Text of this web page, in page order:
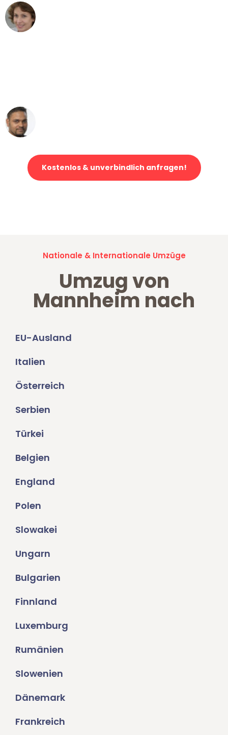
Kostenlos & unverbindlich anfragen!
Nationale & Internationale Umzüge
Umzug von
Mannheim nach
EU-Ausland
Italien
Österreich
Serbien
Türkei
Belgien
England
Polen
Slowakei
Ungarn
Bulgarien
Finnland
Luxemburg
Rumänien
Slowenien
Dänemark
Frankreich